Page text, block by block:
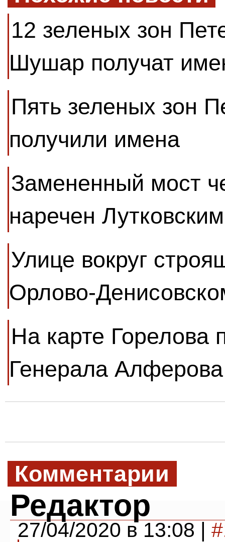
12 зеленых зон
Шушар получат
Пять зеленых зон
получили имена
Замененный мост
наречен Лутковским
Улице вокруг
Орлово-
На карте Горелова
Генерала Алферова
Комментарии
Редактор
27/04/2020 в 13:08 |